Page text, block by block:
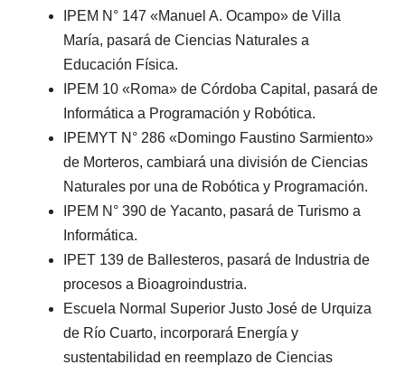
IPEM N° 147 «Manuel A. Ocampo» de Villa
María, pasará de Ciencias Naturales a
Educación Física.
IPEM 10 «Roma» de Córdoba Capital, pasará de
Informática a Programación y Robótica.
IPEMYT N° 286 «Domingo Faustino Sarmiento»
de Morteros, cambiará una división de Ciencias
Naturales por una de Robótica y Programación.
IPEM N° 390 de Yacanto, pasará de Turismo a
Informática.
IPET 139 de Ballesteros, pasará de Industria de
procesos a Bioagroindustria.
Escuela Normal Superior Justo José de Urquiza
de Río Cuarto, incorporará Energía y
sustentabilidad en reemplazo de Ciencias